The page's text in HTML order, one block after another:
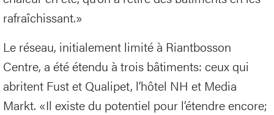
rafraîchissant.»
Le réseau, initialement limité à Riantbosson
Centre, a été étendu à trois bâtiments: ceux qui
abritent Fust et Qualipet, l’hôtel NH et Media
Markt. «Il existe du potentiel pour l’étendre encore;